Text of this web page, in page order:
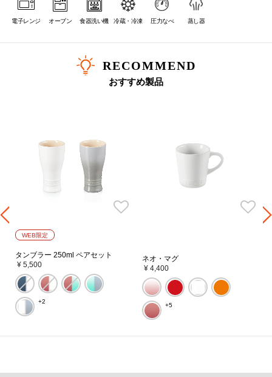
電子レンジ オーブン 食器洗い機 冷蔵・冷凍 圧力なべ 蒸し器
RECOMMEND
おすすめ製品
WEB限定
タンブラー 250ml ペアセット
¥ 5,500
+2
ネオ・マグ
¥ 4,400
+5